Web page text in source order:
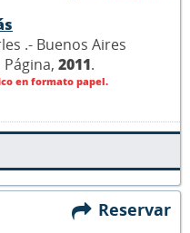
.- Buenos Aires
2011.
en formato papel.
Reservar